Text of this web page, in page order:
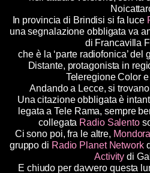
In provincia di Brindisi si fa luce
una segnalazione obbligata va
di Francavilla
che è la ‘parte radiofonica’
Distante, protagonista in
Teleregione Color
Andando a Lecce, si trovano
Una citazione obbligata è
legata a Tele Rama, sempre
collegata Radio Salento
Ci sono poi, fra le altre,
gruppo di Radio Planet Network
Activity di
E chiudo per davvero questa